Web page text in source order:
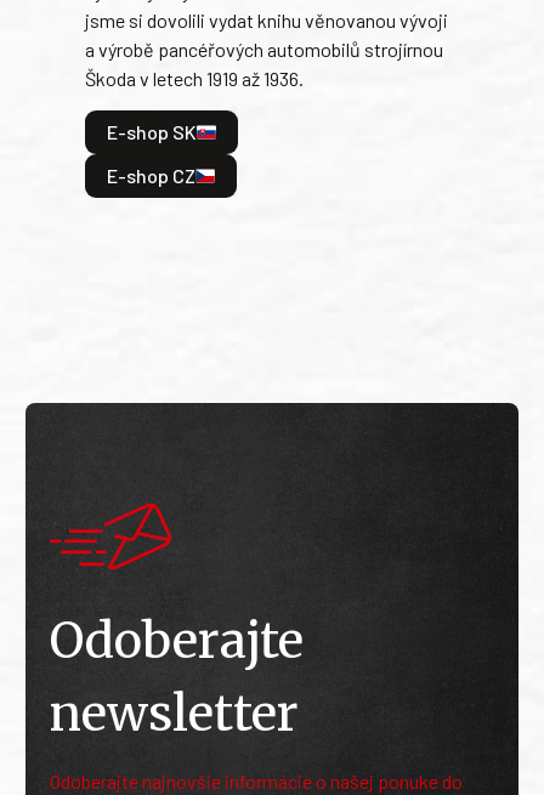
jsme si dovolili vydat knihu věnovanou vývoji
a výrobě pancéřových automobilů strojírnou
Škoda v letech 1919 až 1936.
E-shop SK
E-shop CZ
Odoberajte
newsletter
Odoberajte najnovšie informácie o našej ponuke do